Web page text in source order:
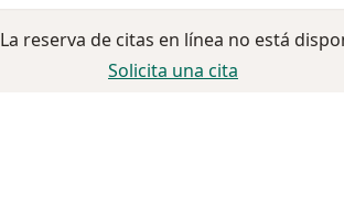
La reserva de citas en línea no está
Solicita una cita